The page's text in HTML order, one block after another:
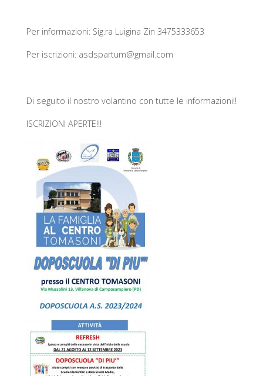
Per informazioni: Sig.ra Luigina Zin 3475333653
Per iscrizioni: asdspartum@gmail.com
Di seguito il nostro volantino con tutte le informazioni!!
ISCRIZIONI APERTE!!!